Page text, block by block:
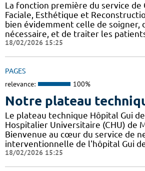
La fonction première du service de
Faciale, Esthétique et
bien évidemment celle de soigner,
nécessaire, et de traiter les
18/02/2026 15:25
PAGES
relevance: 100%
Notre plateau
Le plateau technique Hôpital Gui
Hospitalier Universitaire (CHU) de
Bienvenue au cœur du service de
interventionnelle de l'hôpital Gui
18/02/2026 15:25